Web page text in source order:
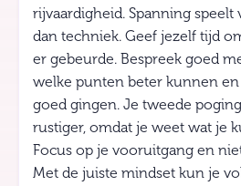
rijvaardigheid. Spanning speelt
dan techniek. Geef jezelf tijd
er gebeurde. Bespreek goed
welke punten beter kunnen
goed gingen. Je tweede
rustiger, omdat je weet wat je
Focus op je vooruitgang en
Met de juiste mindset kun je